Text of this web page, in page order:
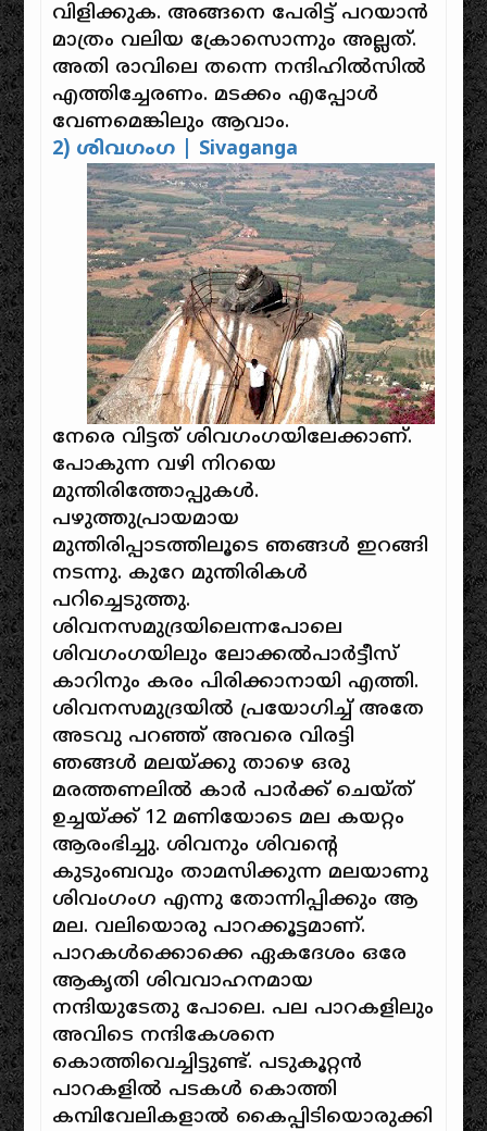
വിളിക്കുക. അങ്ങനെ പേരിട്ട് പറയാൻ
മാത്രം വലിയ ക്രോസൊന്നും അല്ലത്.
അതി രാവിലെ തന്നെ നന്ദിഹിൽസിൽ
എത്തിച്ചേരണം. മടക്കം എപ്പോൾ
വേണമെങ്കിലും ആവാം.
2) ശിവഗംഗ | Sivaganga
നേരെ വിട്ടത് ശിവഗംഗയിലേക്കാണ്.
പോകുന്ന വഴി നിറയെ
മുന്തിരിത്തോപ്പുകൾ.
പഴുത്തുപ്രായമായ
മുന്തിരിപ്പാടത്തിലൂടെ ഞങ്ങൾ ഇറങ്ങി
നടന്നു. കുറേ മുന്തിരികൾ
പറിച്ചെടുത്തു.
ശിവനസമുദ്രയിലെന്നപോലെ
ശിവഗംഗയിലും ലോക്കൽപാർട്ടീസ്
കാറിനും കരം പിരിക്കാനായി എത്തി.
ശിവനസമുദ്രയിൽ പ്രയോഗിച്ച് അതേ
അടവു പറഞ്ഞ് അവരെ വിരട്ടി
ഞങ്ങൾ മലയ്‌ക്കു താഴെ ഒരു
മരത്തണലിൽ കാർ പാർക്ക് ചെയ്ത്
ഉച്ചയ്ക്ക് 12 മണിയോടെ മല കയറ്റം
ആരംഭിച്ചു. ശിവനും ശിവന്റെ
കുടുംബവും താമസിക്കുന്ന മലയാണു
ശിവംഗംഗ എന്നു തോന്നിപ്പിക്കും ആ
മല. വലിയൊരു പാറക്കൂട്ടമാണ്.
പാറകൾക്കൊക്കെ ഏകദേശം ഒരേ
ആകൃതി ശിവവാഹനമായ
നന്ദിയുടേതു പോലെ. പല പാറകളിലും
അവിടെ നന്ദികേശനെ
കൊത്തിവെച്ചിട്ടുണ്ട്. പടുകൂറ്റൻ
പാറകളിൽ പടകൾ കൊത്തി
കമ്പിവേലികളാൽ കൈപ്പിടിയൊരുക്കി